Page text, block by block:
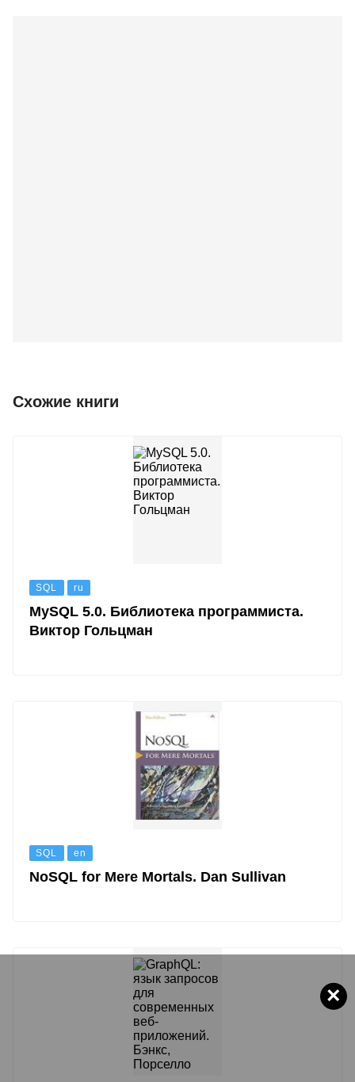
Схожие книги
SQL ru
MySQL 5.0. Библиотека программиста.
Виктор Гольцман
SQL en
NoSQL for Mere Mortals. Dan Sullivan
×